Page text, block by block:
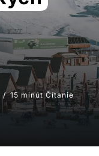
15 minút Čítanie